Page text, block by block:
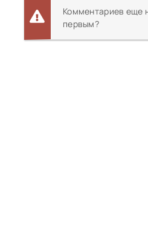
Комментариев еще
первым?